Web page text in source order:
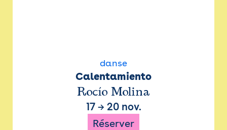
danse
Calentamiento
Rocío Molina
17→ 20 nov.
Réserver